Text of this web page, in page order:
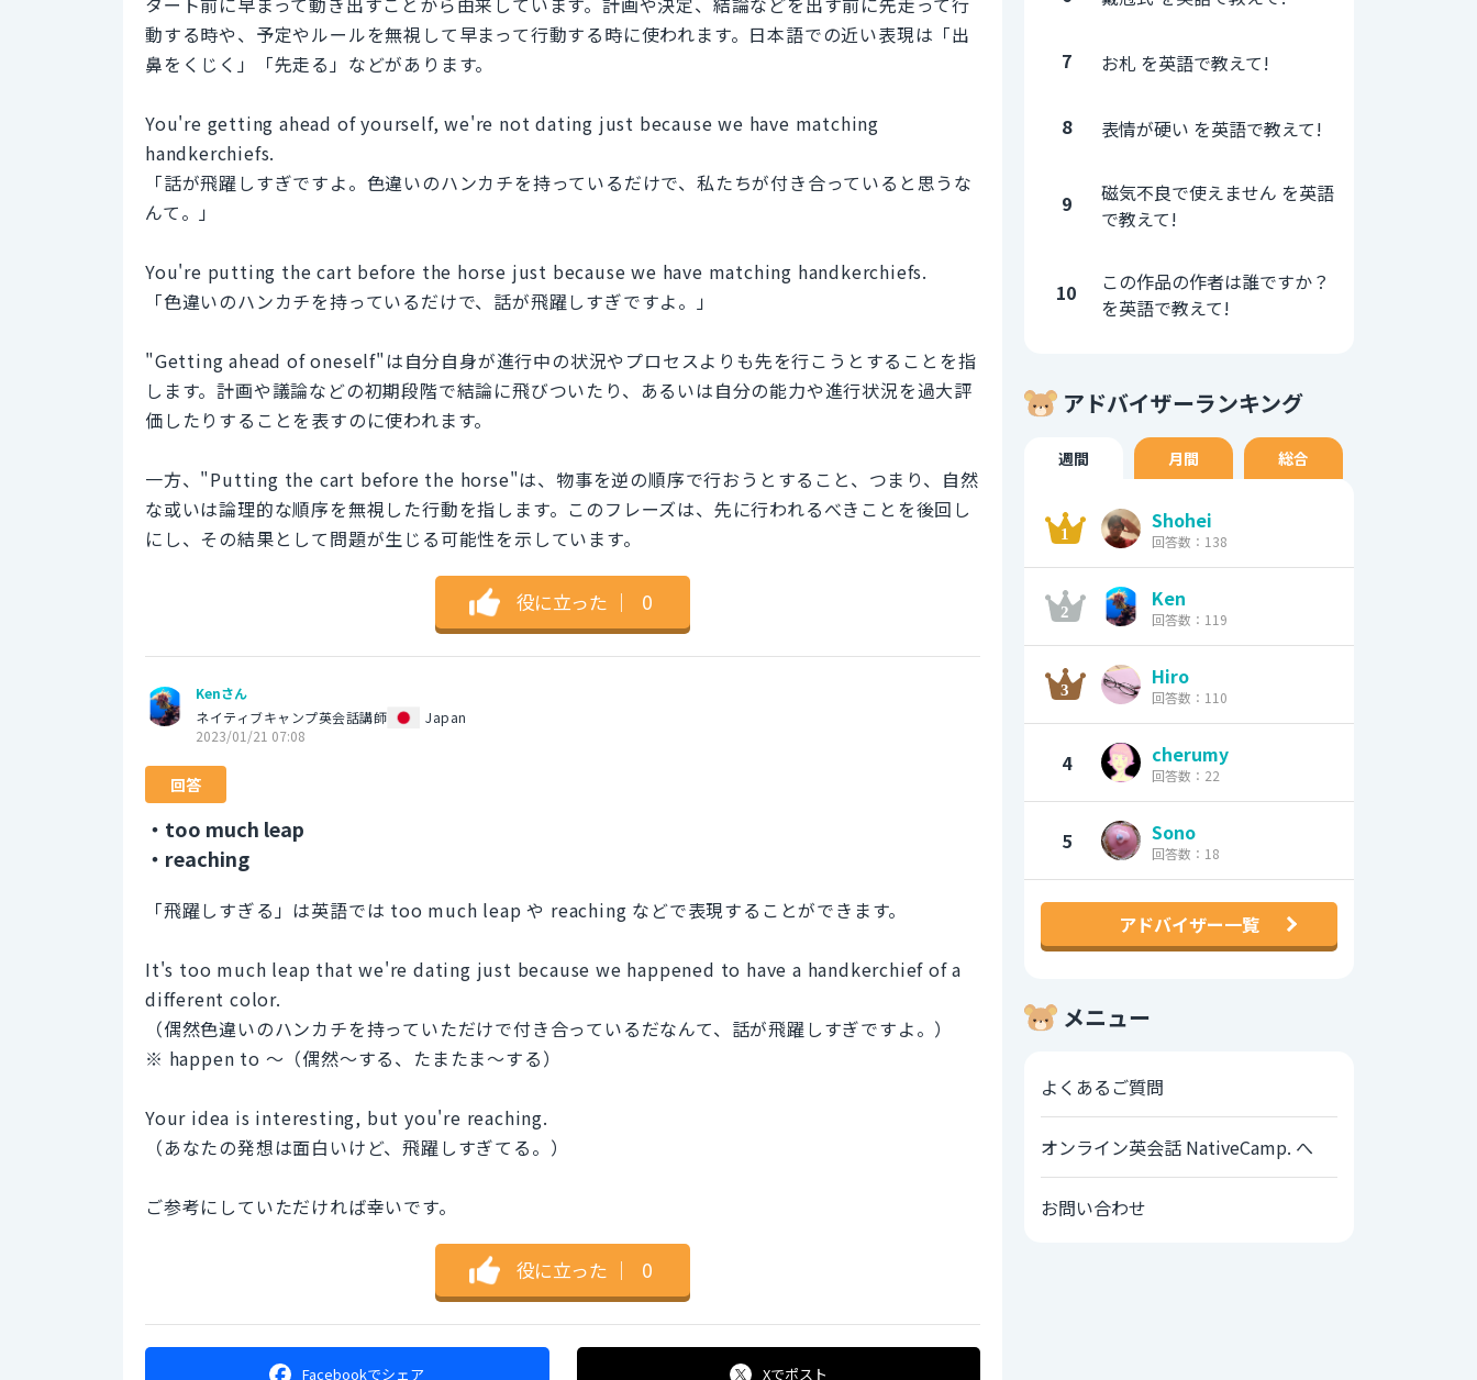
動する時や、予定やルールを無視して早まって行動する時に使われます。日本語での近い表現は「出
鼻をくじく」「先走る」などがあります。
You're getting ahead of yourself, we're not dating just because we have matching
handkerchiefs.
「話が飛躍しすぎですよ。色違いのハンカチを持っているだけで、私たちが付き合っていると思うな
んて。」
You're putting the cart before the horse just because we have matching handkerchiefs.
「色違いのハンカチを持っているだけで、話が飛躍しすぎですよ。」
"Getting ahead of oneself"は自分自身が進行中の状況やプロセスよりも先を行こうとすることを指
します。計画や議論などの初期段階で結論に飛びついたり、あるいは自分の能力や進行状況を過大評
価したりすることを表すのに使われます。
一方、"Putting the cart before the horse"は、物事を逆の順序で行おうとすること、つまり、自然
な或いは論理的な順序を無視した行動を指します。このフレーズは、先に行われるべきことを後回し
にし、その結果として問題が生じる可能性を示しています。
役に立った ｜ 0
Kenさん
ネイティブキャンプ英会話講師
Japan
2023/01/21 07:08
回答
・too much leap
・reaching
「飛躍しすぎる」は英語では too much leap や reaching などで表現することができます。
It's too much leap that we're dating just because we happened to have a handkerchief of a
different color.
（偶然色違いのハンカチを持っていただけで付き合っているだなんて、話が飛躍しすぎですよ。）
※ happen to 〜（偶然〜する、たまたま〜する）
Your idea is interesting, but you're reaching.
（あなたの発想は面白いけど、飛躍しすぎてる。）
ご参考にしていただければ幸いです。
役に立った ｜ 0
Facebookでシェア Xでポスト
7 お札 を英語で教えて!
8 表情が硬い を英語で教えて!
9
磁気不良で使えません を英語
で教えて!
10
この作品の作者は誰ですか？
を英語で教えて!
アドバイザーランキング
週間 月間 総合
Shohei
回答数：138
Ken
回答数：119
Hiro
回答数：110
4 cherumy
回答数：22
5 Sono
回答数：18
アドバイザー一覧
メニュー
よくあるご質問
オンライン英会話 NativeCamp. へ
お問い合わせ